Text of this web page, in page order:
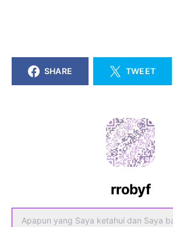
SHARE TWEET
rrobyf
Apapun yang Saya ketahui dan Saya